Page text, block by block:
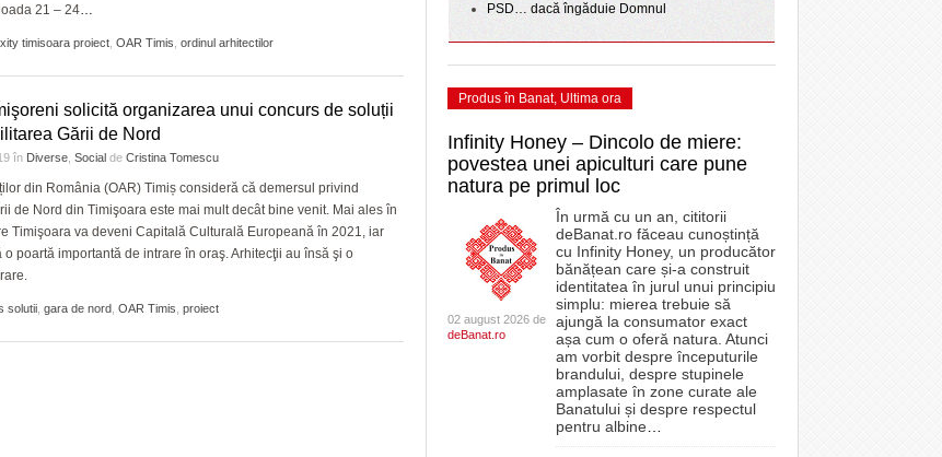
21 – 24…
timisoara proiect OAR Timis ordinul arhitectilor
solicită organizarea unui concurs de soluții
Gării de Nord
în Diverse Social de Cristina Tomescu
din România (OAR) Timiș consideră că demersul privind
de Nord din Timişoara este mai mult decât bine venit. Mai ales în
Timişoara va deveni Capitală Culturală Europeană în 2021, iar
o poartă importantă de intrare în oraş. Arhitecţii au însă şi o
solutii gara de nord OAR Timis proiect
PSD… dacă îngăduie Domnul
Produs în Banat, Ultima ora
Infinity Honey – Dincolo de miere:
povestea unei apiculturi care pune
natura pe primul loc
02 august 2026 de
deBanat.ro
În urmă cu un an, cititorii
deBanat.ro făceau cunoștință
cu Infinity Honey, un producător
bănățean care și-a construit
identitatea în jurul unui principiu
simplu: mierea trebuie să
ajungă la consumator exact
așa cum o oferă natura. Atunci
am vorbit despre începuturile
brandului, despre stupinele
amplasate în zone curate ale
Banatului și despre respectul
pentru albine